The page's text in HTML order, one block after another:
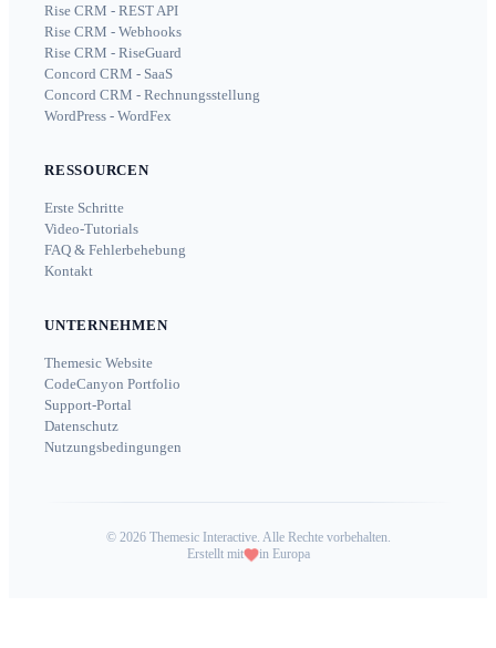
Rise CRM - REST API
Rise CRM - Webhooks
Rise CRM - RiseGuard
Concord CRM - SaaS
Concord CRM - Rechnungsstellung
WordPress - WordFex
RESSOURCEN
Erste Schritte
Video-Tutorials
FAQ & Fehlerbehebung
Kontakt
UNTERNEHMEN
Themesic Website
CodeCanyon Portfolio
Support-Portal
Datenschutz
Nutzungsbedingungen
© 2026 Themesic Interactive. Alle Rechte vorbehalten.
Erstellt mit
in Europa